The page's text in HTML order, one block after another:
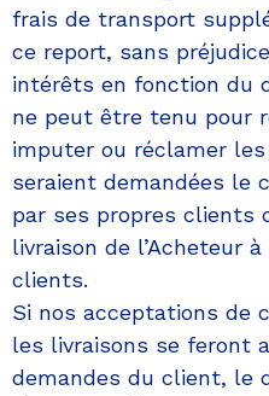
frais de transport
ce report, sans
intérêts en fonction du
ne peut être tenu pour
imputer ou réclamer
seraient demandées le
par ses propres clients
livraison de l’Acheteur
clients.
Si nos acceptations de
les livraisons se feront
demandes du client, le